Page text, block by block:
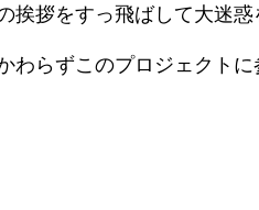
挨拶をすっ飛ばして大迷
わらずこのプロジェクト